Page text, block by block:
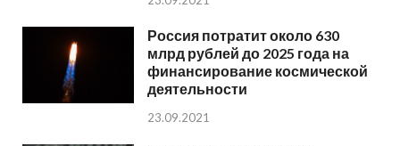
Россия потратит около 630
млрд рублей до 2025 года на
финансирование космической
деятельности
23.09.2021